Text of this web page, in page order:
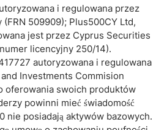
i regulowana przez
509909); Plus500CY Ltd,
jest przez Cyprus Securities
licencyjny 250/14).
autoryzowana i regulowana
Investments Commision
oferowania swoich produktów
powinni mieć świadomość
nie posiadają aktywów bazowych.